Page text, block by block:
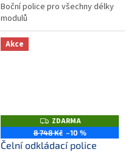
Boční police pro všechny délky
modulů
Akce
Z
D
A
R
ZDARMA
8 748 Kč –10 %
Čelní odkládací police